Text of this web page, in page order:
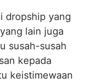
dropship yang
lain juga
susah-susah
kepada
keistimewaan